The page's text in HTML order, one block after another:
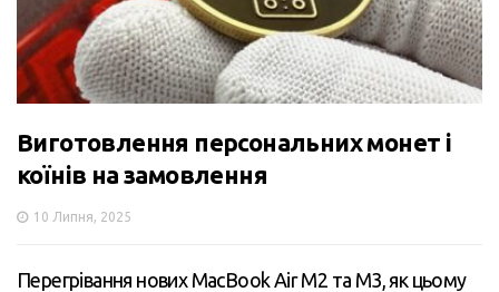
Виготовлення персональних монет і
коїнів на замовлення
10 Липня, 2025
Перегрівання нових MacBook Air M2 та M3, як цьому